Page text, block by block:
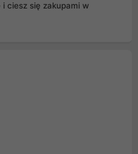
i ciesz się zakupami w